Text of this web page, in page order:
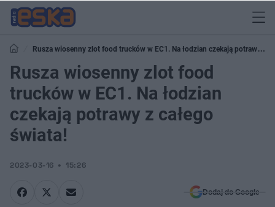
Rusza wiosenny zlot food trucków w EC1. Na łodzian czekają potrawy z
całego świata!
Rusza wiosenny zlot food
trucków w EC1. Na łodzian
czekają potrawy z całego
świata!
2023-03-16 15:26
Dodaj do Google